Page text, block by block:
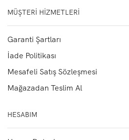
MÜŞTERI HIZMETLERI
Garanti Şartları
İade Politikası
Mesafeli Satış Sözleşmesi
Mağazadan Teslim Al
HESABIM